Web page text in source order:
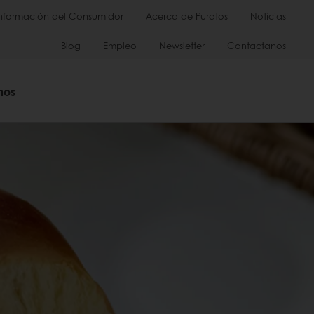
del Consumidor Acerca de Puratos Noticias
Blog Empleo Newsletter Contactanos